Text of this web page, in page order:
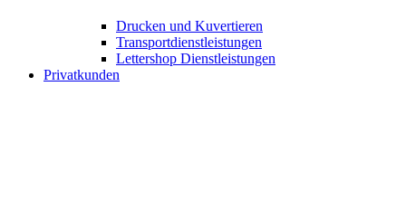
Drucken und Kuvertieren​
Transportdienstleistungen
Lettershop Dienstleistungen​
Privatkunden